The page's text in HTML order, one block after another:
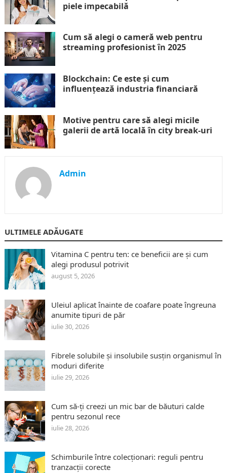
piele impecabilă
Cum să alegi o cameră web pentru
streaming profesionist în 2025
Blockchain: Ce este și cum
influențează industria financiară
Motive pentru care să alegi micile
galerii de artă locală în city break-uri
Admin
ULTIMELE ADĂUGATE
Vitamina C pentru ten: ce beneficii are și cum
alegi produsul potrivit
august 5, 2026
Uleiul aplicat înainte de coafare poate îngreuna
anumite tipuri de păr
iulie 30, 2026
Fibrele solubile și insolubile susțin organismul în
moduri diferite
iulie 29, 2026
Cum să-ți creezi un mic bar de băuturi calde
pentru sezonul rece
iulie 28, 2026
Schimburile între colecționari: reguli pentru
tranzacții corecte